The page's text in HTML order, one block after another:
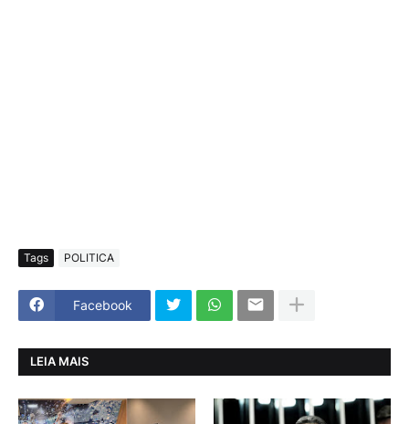
Tags POLITICA
Facebook
LEIA MAIS